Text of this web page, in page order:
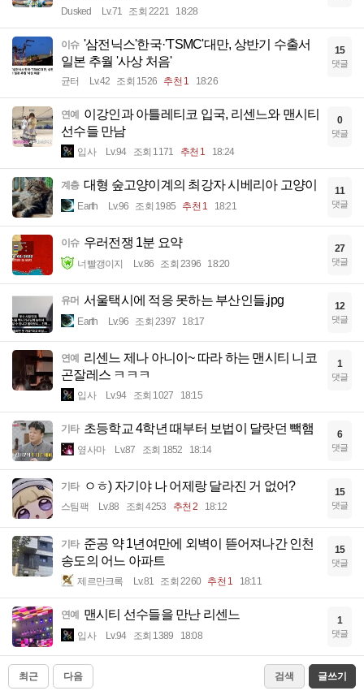
Dusked Lv.71 조회 2221 18:28
이슈 '삼전닉스'한국·'TSMC'대만, 상반기 수출서
일본 추월 '사상 처음'
균터 Lv.42 조회 1526 추천 1 18:26
15
댓글
연예 이강인과 아틀레티코 입국, 리센느와 맨시티
선수들 만남
입사 Lv.94 조회 1171 추천 1 18:24
0
댓글
계층 대형 숲고양이계의 최강자 시베리아 고양이
Earth Lv.96 조회 1985 추천 1 18:21
11
댓글
이슈 우러전쟁 1분 요약
너빨갱이지 Lv.86 조회 2396 18:20
27
댓글
유머 서울택시에 적응 못하는 부산인들.jpg
Earth Lv.96 조회 2397 18:17
12
댓글
연예 리센느 제나 아니이~ 따라 하는 맨시티 니코
곤잘레스 ㅋㅋㅋ
입사 Lv.94 조회 1027 18:15
1
댓글
기타 초등학교 4학년 때부터 보법이 달랏던 빽햄
옆사마 Lv.87 조회 1852 18:14
6
댓글
기타 ㅇㅎ) 자기야 나 어제랑 달라진 거 없어?
스팀팩 Lv.88 조회 4253 추천 2 18:12
15
댓글
기타 준공 약 1년여만에 외벽이 뜯어져나간 인천
송도의 어느 아파트
제르만크록 Lv.81 조회 2260 추천 1 18:11
15
댓글
연예 맨시티 선수들을 만난 리센느
입사 Lv.94 조회 1389 18:08
1
댓글
최근 다음 검색 글쓰기